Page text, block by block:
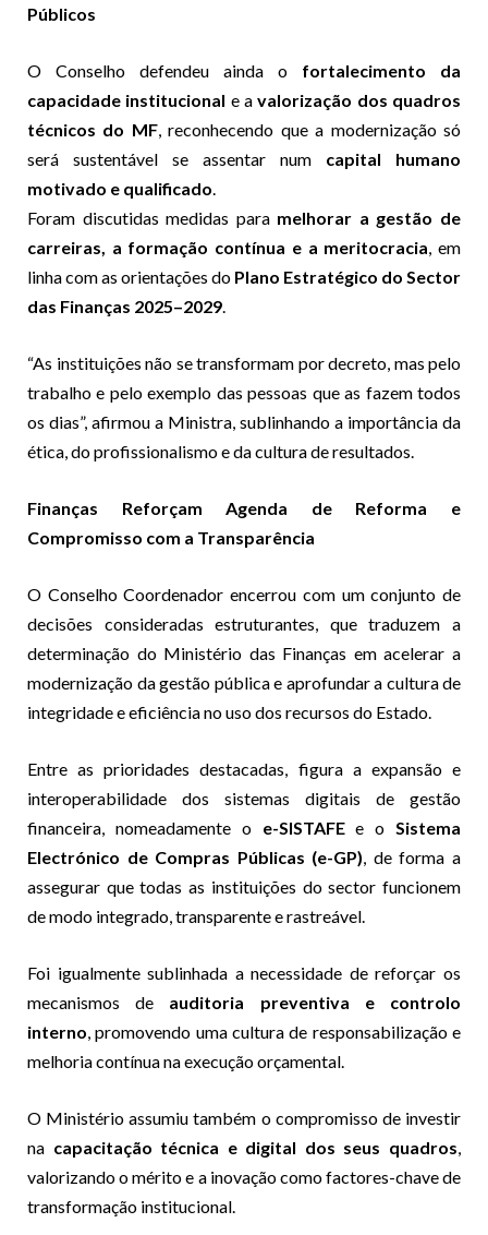
Públicos
O Conselho defendeu ainda o fortalecimento da
capacidade institucional e avalorização dos quadros
técnicos do MF, reconhecendo que a modernização só
será sustentável se assentar num capital humano
motivado e qualificado.
Foram discutidas medidas para melhorar a gestão de
carreiras, a formação contínua e a meritocracia, em
linha com as orientações do Plano Estratégico do Sector
das Finanças 2025–2029.
“As instituições não se transformam por decreto, mas pelo
trabalho e pelo exemplo das pessoas que as fazem todos
os dias”, afirmou a Ministra, sublinhando a importância da
ética, do profissionalismo e da cultura de resultados.
Finanças Reforçam Agenda de Reforma e
Compromisso com a Transparência
O Conselho Coordenador encerrou com um conjunto de
decisões consideradas estruturantes, que traduzem a
determinação do Ministério das Finanças em acelerar a
modernização da gestão pública e aprofundar a cultura de
integridade e eficiência no uso dos recursos do Estado.
Entre as prioridades destacadas, figura a expansão e
interoperabilidade dos sistemas digitais de gestão
financeira, nomeadamente o e-SISTAFEe o Sistema
Electrónico de Compras Públicas (e-GP), de forma a
assegurar que todas as instituições do sector funcionem
de modo integrado, transparente e rastreável.
Foi igualmente sublinhada a necessidade de reforçar os
mecanismos de auditoria preventiva e controlo
interno, promovendo uma cultura de responsabilização e
melhoria contínua na execução orçamental.
O Ministério assumiu também o compromisso de investir
na capacitação técnica e digital dos seus quadros,
valorizando o mérito e a inovação como factores-chave de
transformação institucional.